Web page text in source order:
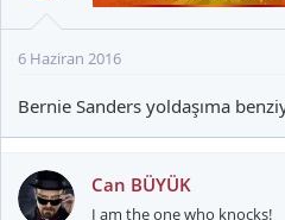
6 Haziran 2016
Bernie Sanders yoldaşıma
Can BÜYÜK
I am the one who knocks!